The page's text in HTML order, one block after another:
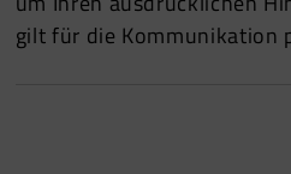
gilt für die Kommunikation